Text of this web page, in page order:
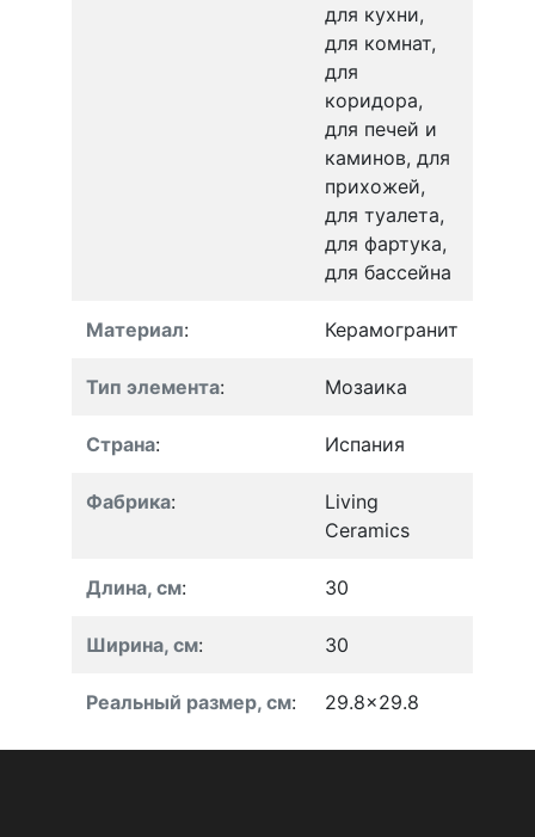
для кухни,
для комнат,
для
коридора,
для печей и
каминов, для
прихожей,
для туалета,
для фартука,
для бассейна
Материал: Керамогранит
Тип элемента: Мозаика
Страна: Испания
Фабрика:
Living
Ceramics
Длина, см: 30
Ширина, см: 30
Реальный размер, см: 29.8x29.8